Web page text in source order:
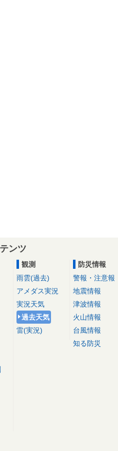
ンツ
観測
雨雲(過去)
アメダス実況
実況天気
過去天気
雷(実況)
防災情報
警報・注意報
地震情報
津波情報
火山情報
台風情報
知る防災